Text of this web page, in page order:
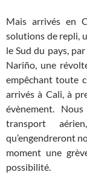
Mais arrivés en
solutions de repli,
le Sud du pays,
Nariño, une
empêchant toute
arrivés à Cali, à
évènement.
transport
qu’engendreront
moment une
possibilité.